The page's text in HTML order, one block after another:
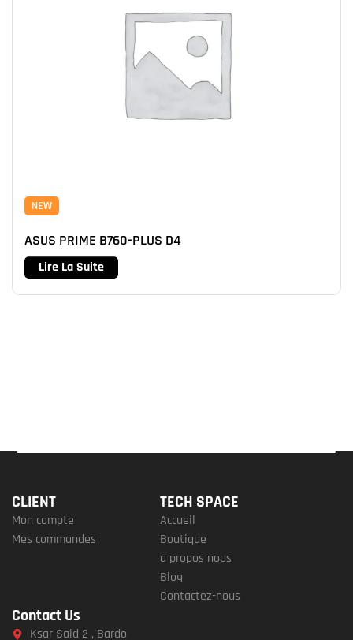
NEW
ASUS PRIME B760-PLUS D4
Lire La Suite
CLIENT
Mon compte
Mes commandes
TECH SPACE
Accueil
Boutique
a propos nous
Blog
Contactez-nous
Contact Us
Ksar Said 2 , Bardo